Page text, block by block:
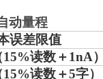
动量程
误差限值
15%读数＋1nA）
读数＋5字）